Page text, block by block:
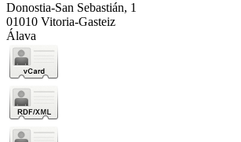
Donostia-San Sebastián, 1
01010 Vitoria-Gasteiz
Álava